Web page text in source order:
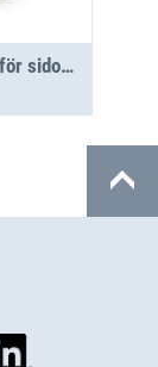
Dubbel verktygskrok 66 för sidovägg i aluminium